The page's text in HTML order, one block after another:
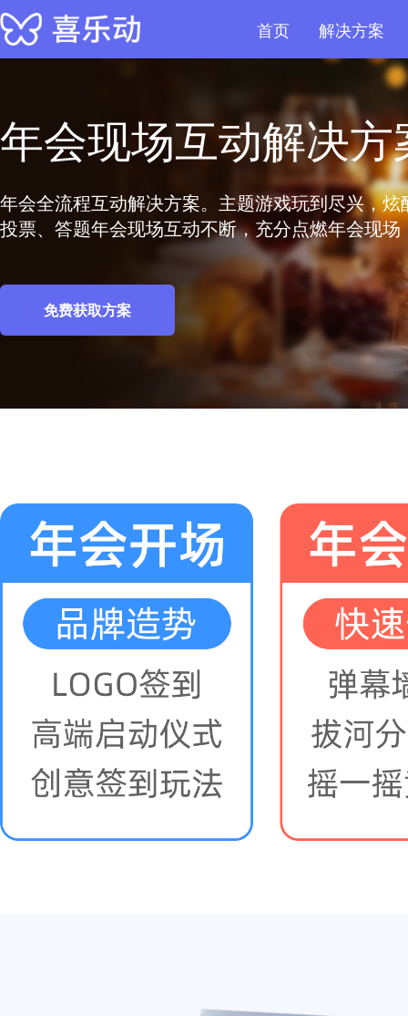
首页 解决方案
年会现场互动解决方
年会全流程互动解决方案。主题游戏玩到尽兴，
投票、答题年会现场互动不断，充分点燃年会现场
免费获取方案